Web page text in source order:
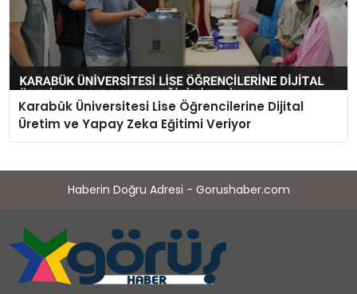
Karabük Üniversitesi Lise Öğrencilerine Dijital
Üretim ve Yapay Zeka Eğitimi Veriyor
Haberin Doğru Adresi - Gorushaber.com